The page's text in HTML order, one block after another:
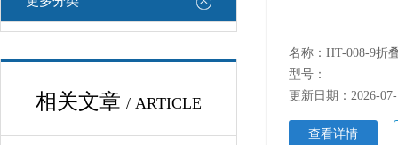
相关文章 / ARTICLE
名称：HT-008-9折
型号：
更新日期：2026-
查看详情